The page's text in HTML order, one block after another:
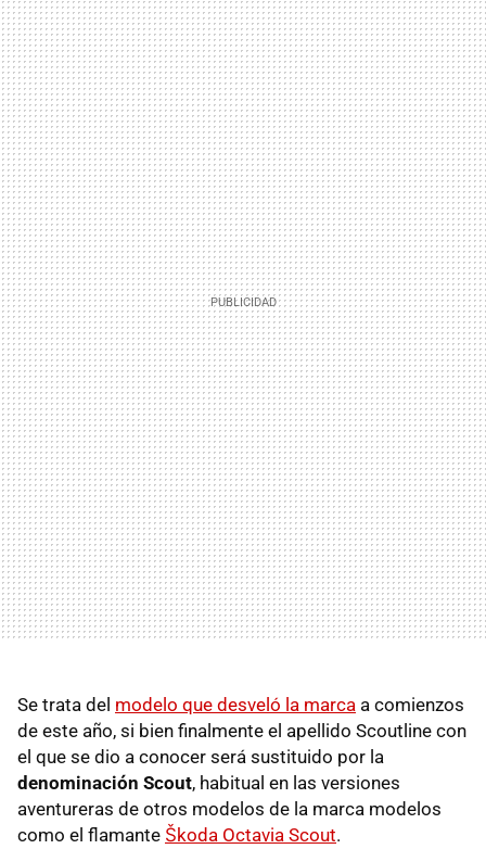
Se trata del modelo que desveló la marca a comienzos
de este año, si bien finalmente el apellido Scoutline con
el que se dio a conocer será sustituido por la
denominación Scout, habitual en las versiones
aventureras de otros modelos de la marca modelos
como el flamante Škoda Octavia Scout.